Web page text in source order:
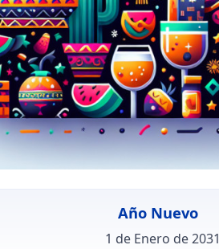
Año Nuevo
1 de Enero de 2031